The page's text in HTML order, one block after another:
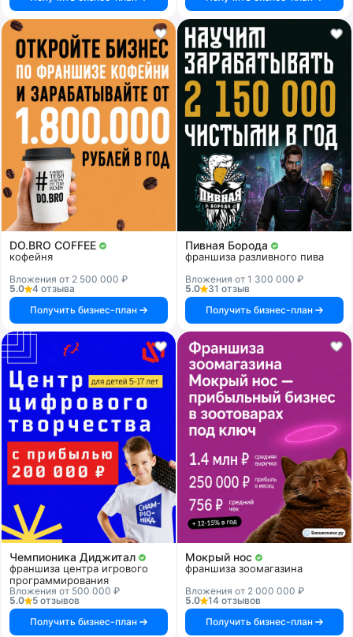
DO.BRO COFFEE
кофейня
Вложения от 2 500 000 ₽
5.0
4 отзыва
Получить бизнес-план
Пивная Борода
франшиза разливного пива
Вложения от 1 300 000 ₽
5.0
31 отзыв
Получить бизнес-план
Чемпионика Диджитал
франшиза центра игрового
программирования
Вложения от 500 000 ₽
5.0
5 отзывов
Получить бизнес-план
Мокрый нос
франшиза зоомагазина
Вложения от 2 000 000 ₽
5.0
14 отзывов
Получить бизнес-план